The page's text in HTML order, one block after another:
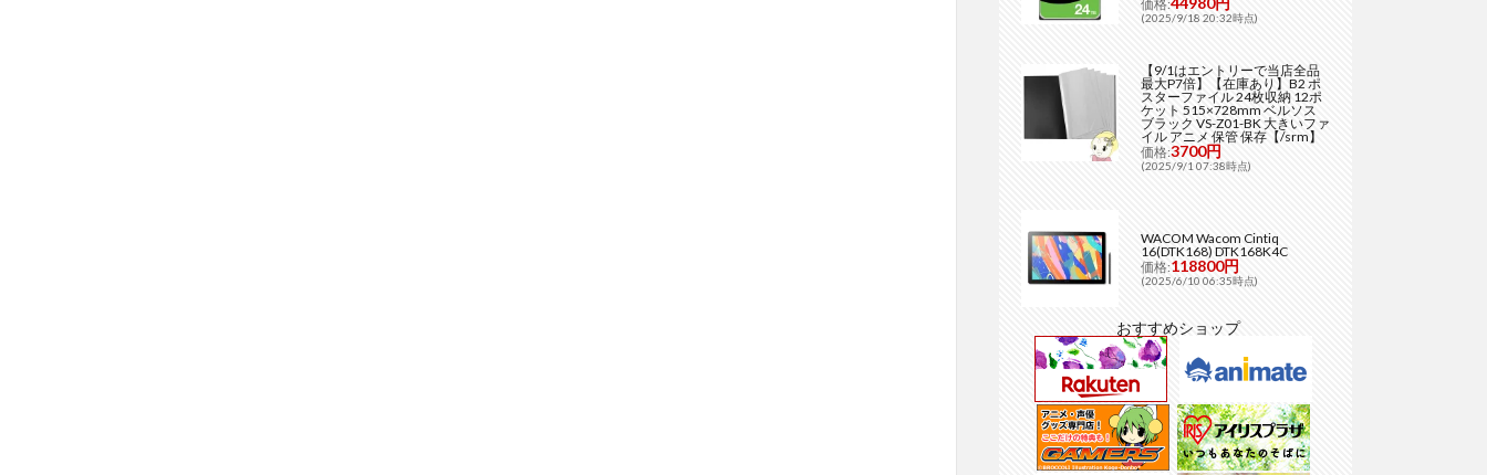
価格:
(2025/9/18 20:32時点)
【9/1はエントリーで当店全品
最大P7倍】【在庫あり】B2 ポ
スターファイル 24枚収納 12ポ
ケット 515×728mm ベルソス
ブラック VS-Z01-BK 大きいファ
イル アニメ 保管 保存【/srm】
価格:3700円
(2025/9/1 07:38時点)
WACOM Wacom Cintiq
16(DTK168) DTK168K4C
価格:118800円
(2025/6/10 06:35時点)
おすすめショップ